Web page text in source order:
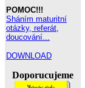
POMOC!!!
Sháním maturitní
otázky, referát,
doucování...
DOWNLOAD
Doporucujeme